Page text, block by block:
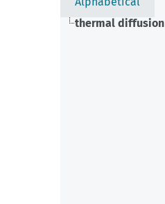
thermal diffusion